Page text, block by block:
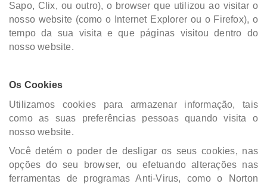
Sapo, Clix, ou outro), o browser que utilizou ao visitar o
nosso website (como o Internet Explorer ou o Firefox), o
tempo da sua visita e que páginas visitou dentro do
nosso website.
Os Cookies
Utilizamos cookies para armazenar informação, tais
como as suas preferências pessoas quando visita o
nosso website.
Você detém o poder de desligar os seus cookies, nas
opções do seu browser, ou efetuando alterações nas
ferramentas de programas Anti-Virus, como o Norton